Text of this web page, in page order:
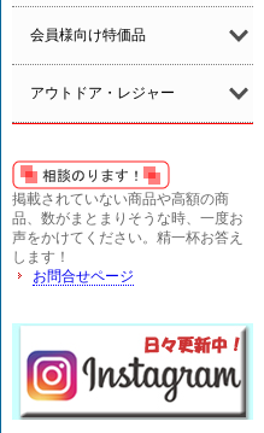
会員様向け特価品
アウトドア・レジャー
掲載されていない商品や高額の商
品、数がまとまりそうな時、一度お
声をかけてください。精一杯お答え
します！
お問合せページ